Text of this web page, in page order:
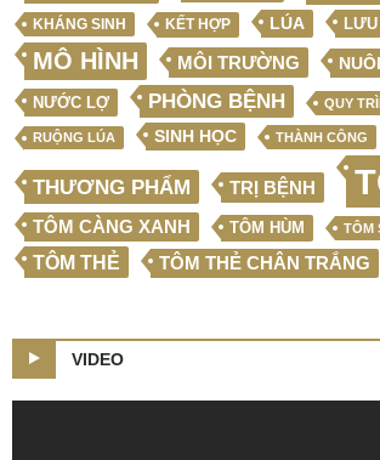
KHÁNG SINH KẾT HỢP LÚA
MÔ HÌNH MÔI TRƯỜNG
NƯỚC LỢ PHÒNG BỆNH QUY
RUỘNG LÚA SINH HỌC THÀNH CÔNG
THƯƠNG PHẨM TRỊ BỆNH
TÔM CÀNG XANH TÔM HÙM TÔM
TÔM THẺ TÔM THẺ CHÂN TRẮNG
VIDEO